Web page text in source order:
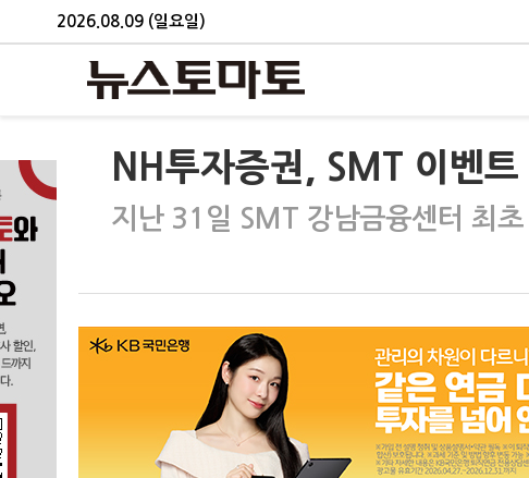
2026.08.09 (일요일)
NH투자증권, SMT 이벤
지난 31일 SMT 강남금융센터 최